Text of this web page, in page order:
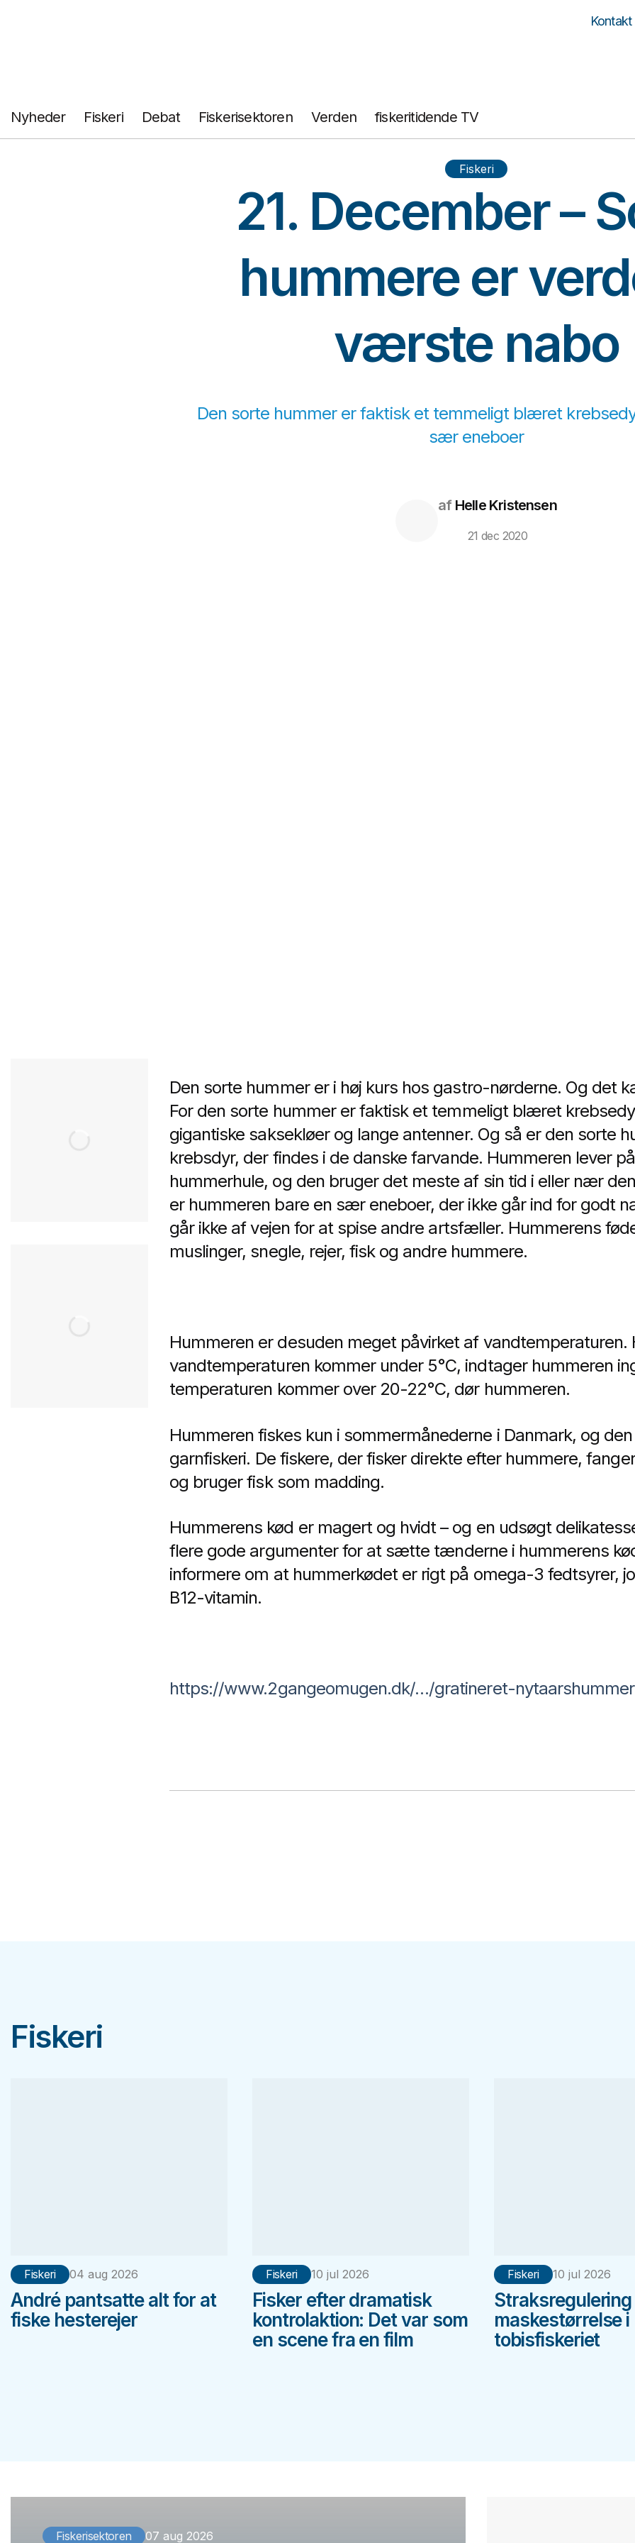
Nyheder Fiskeri Debat Fiskerisektoren Verden fiskeritidende TV
Fiskeri
21. December –
hummere er
værste nabo
Den sorte hummer er faktisk et temmeligt blæret
sær eneboer
afHelle Kristensen
21 dec 2020
Den sorte hummer er i høj kurs hos gastro-nørderne. Og det
For den sorte hummer er faktisk et temmeligt blæret
gigantiske saksekløer og lange antenner. Og så er den sorte
krebsdyr, der findes i de danske farvande. Hummeren lever
hummerhule, og den bruger det meste af sin tid i eller nær
er hummeren bare en sær eneboer, der ikke går ind for godt
går ikke af vejen for at spise andre artsfæller. Hummerens
muslinger, snegle, rejer, fisk og andre hummere.
Hummeren er desuden meget påvirket af vandtemperaturen.
vandtemperaturen kommer under 5°C, indtager hummeren
temperaturen kommer over 20-22°C, dør hummeren.
Hummeren fiskes kun i sommermånederne i Danmark, og
garnfiskeri. De fiskere, der fisker direkte efter hummere,
og bruger fisk som madding.
Hummerens kød er magert og hvidt – og en udsøgt
flere gode argumenter for at sætte tænderne i hummerens
informere om at hummerkødet er rigt på omega-3 fedtsyrer,
B12-vitamin.
https://www.2gangeomugen.dk/…/gratineret-
Fiskeri
Fiskeri 04 aug 2026
André pantsatte alt for at
fiske hesterejer
Fiskeri 10 jul 2026
Fisker efter dramatisk
kontrolaktion: Det var som
en scene fra en film
Fiskeri 10 jul 2026
maskestørrelse i
tobisfiskeriet
Fiskerisektoren 07 aug 2026